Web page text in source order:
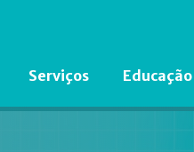
Serviços Educação